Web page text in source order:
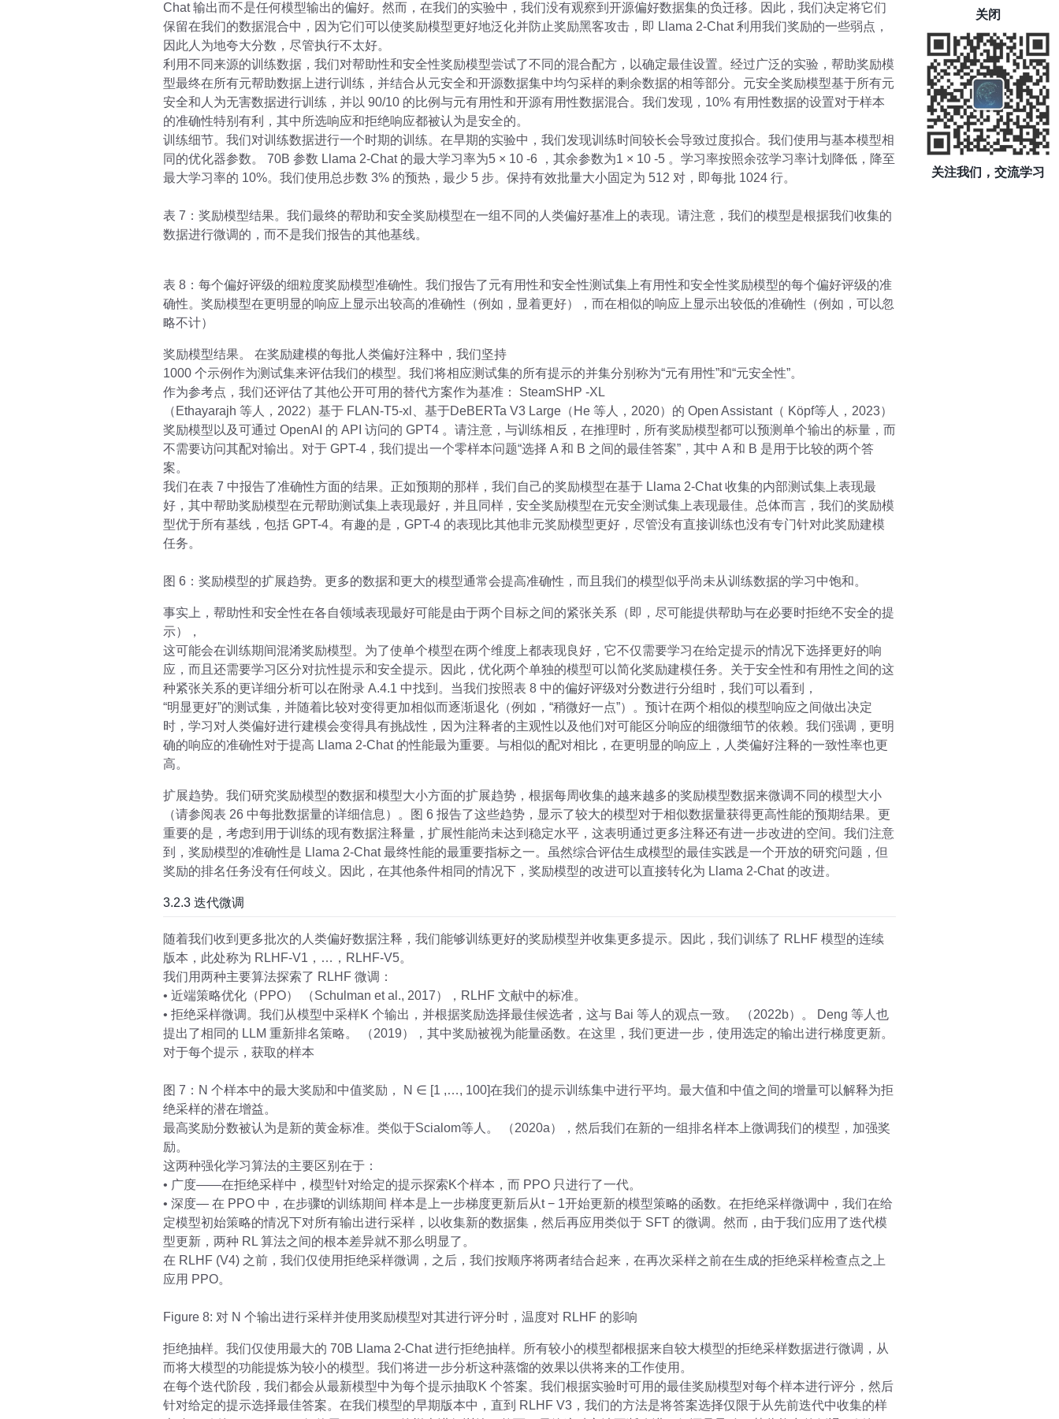
Chat 输出而不是任何模型输出的偏好。然而，在我们的实验中，我们没有观察到开源偏好数据集的负迁移。因此，我们决定将它们
保留在我们的数据混合中，因为它们可以使奖励模型更好地泛化并防止奖励黑客攻击，即 Llama 2-Chat 利用我们奖励的一些弱点，
因此人为地夸大分数，尽管执行不太好。
利用不同来源的训练数据，我们对帮助性和安全性奖励模型尝试了不同的混合配方，以确定最佳设置。经过广泛的实验，帮助奖励模
型最终在所有元帮助数据上进行训练，并结合从元安全和开源数据集中均匀采样的剩余数据的相等部分。元安全奖励模型基于所有元
安全和人为无害数据进行训练，并以 90/10 的比例与元有用性和开源有用性数据混合。我们发现，10% 有用性数据的设置对于样本
的准确性特别有利，其中所选响应和拒绝响应都被认为是安全的。
训练细节。我们对训练数据进行一个时期的训练。在早期的实验中，我们发现训练时间较长会导致过度拟合。我们使用与基本模型相
同的优化器参数。 70B 参数 Llama 2-Chat 的最大学习率为5 × 10 -6 ，其余参数为1 × 10 -5 。学习率按照余弦学习率计划降低，降至
最大学习率的 10%。我们使用总步数 3% 的预热，最少 5 步。保持有效批量大小固定为 512 对，即每批 1024 行。
表 7：奖励模型结果。我们最终的帮助和安全奖励模型在一组不同的人类偏好基准上的表现。请注意，我们的模型是根据我们收集的
数据进行微调的，而不是我们报告的其他基线。
表 8：每个偏好评级的细粒度奖励模型准确性。我们报告了元有用性和安全性测试集上有用性和安全性奖励模型的每个偏好评级的准
确性。奖励模型在更明显的响应上显示出较高的准确性（例如，显着更好），而在相似的响应上显示出较低的准确性（例如，可以忽
略不计）
奖励模型结果。 在奖励建模的每批人类偏好注释中，我们坚持
1000 个示例作为测试集来评估我们的模型。我们将相应测试集的所有提示的并集分别称为“元有用性”和“元安全性”。
作为参考点，我们还评估了其他公开可用的替代方案作为基准： SteamSHP -XL
（Ethayarajh 等人，2022）基于 FLAN-T5-xl、基于DeBERTa V3 Large（He 等人，2020）的 Open Assistant（ Köpf等人，2023）
奖励模型以及可通过 OpenAI 的 API 访问的 GPT4 。请注意，与训练相反，在推理时，所有奖励模型都可以预测单个输出的标量，而
不需要访问其配对输出。对于 GPT-4，我们提出一个零样本问题“选择 A 和 B 之间的最佳答案”，其中 A 和 B 是用于比较的两个答
案。
我们在表 7 中报告了准确性方面的结果。正如预期的那样，我们自己的奖励模型在基于 Llama 2-Chat 收集的内部测试集上表现最
好，其中帮助奖励模型在元帮助测试集上表现最好，并且同样，安全奖励模型在元安全测试集上表现最佳。总体而言，我们的奖励模
型优于所有基线，包括 GPT-4。有趣的是，GPT-4 的表现比其他非元奖励模型更好，尽管没有直接训练也没有专门针对此奖励建模
任务。
图 6：奖励模型的扩展趋势。更多的数据和更大的模型通常会提高准确性，而且我们的模型似乎尚未从训练数据的学习中饱和。
事实上，帮助性和安全性在各自领域表现最好可能是由于两个目标之间的紧张关系（即，尽可能提供帮助与在必要时拒绝不安全的提
示），
这可能会在训练期间混淆奖励模型。为了使单个模型在两个维度上都表现良好，它不仅需要学习在给定提示的情况下选择更好的响
应，而且还需要学习区分对抗性提示和安全提示。因此，优化两个单独的模型可以简化奖励建模任务。关于安全性和有用性之间的这
种紧张关系的更详细分析可以在附录 A.4.1 中找到。当我们按照表 8 中的偏好评级对分数进行分组时，我们可以看到，
“明显更好”的测试集，并随着比较对变得更加相似而逐渐退化（例如，“稍微好一点”）。预计在两个相似的模型响应之间做出决定
时，学习对人类偏好进行建模会变得具有挑战性，因为注释者的主观性以及他们对可能区分响应的细微细节的依赖。我们强调，更明
确的响应的准确性对于提高 Llama 2-Chat 的性能最为重要。与相似的配对相比，在更明显的响应上，人类偏好注释的一致性率也更
高。
扩展趋势。我们研究奖励模型的数据和模型大小方面的扩展趋势，根据每周收集的越来越多的奖励模型数据来微调不同的模型大小
（请参阅表 26 中每批数据量的详细信息）。图 6 报告了这些趋势，显示了较大的模型对于相似数据量获得更高性能的预期结果。更
重要的是，考虑到用于训练的现有数据注释量，扩展性能尚未达到稳定水平，这表明通过更多注释还有进一步改进的空间。我们注意
到，奖励模型的准确性是 Llama 2-Chat 最终性能的最重要指标之一。虽然综合评估生成模型的最佳实践是一个开放的研究问题，但
奖励的排名任务没有任何歧义。因此，在其他条件相同的情况下，奖励模型的改进可以直接转化为 Llama 2-Chat 的改进。
3.2.3 迭代微调
随着我们收到更多批次的人类偏好数据注释，我们能够训练更好的奖励模型并收集更多提示。因此，我们训练了 RLHF 模型的连续
版本，此处称为 RLHF-V1，…，RLHF-V5。
我们用两种主要算法探索了 RLHF 微调：
• 近端策略优化（PPO） （Schulman et al., 2017），RLHF 文献中的标准。
• 拒绝采样微调。我们从模型中采样K 个输出，并根据奖励选择最佳候选者，这与 Bai 等人的观点一致。 （2022b）。 Deng 等人也
提出了相同的 LLM 重新排名策略。 （2019），其中奖励被视为能量函数。在这里，我们更进一步，使用选定的输出进行梯度更新。
对于每个提示，获取的样本
图 7：N 个样本中的最大奖励和中值奖励， N ∈ [1 ,…, 100]在我们的提示训练集中进行平均。最大值和中值之间的增量可以解释为拒
绝采样的潜在增益。
最高奖励分数被认为是新的黄金标准。类似于Scialom等人。 （2020a），然后我们在新的一组排名样本上微调我们的模型，加强奖
励。
这两种强化学习算法的主要区别在于：
• 广度——在拒绝采样中，模型针对给定的提示探索K个样本，而 PPO 只进行了一代。
• 深度— 在 PPO 中，在步骤t的训练期间 样本是上一步梯度更新后从t − 1开始更新的模型策略的函数。在拒绝采样微调中，我们在给
定模型初始策略的情况下对所有输出进行采样，以收集新的数据集，然后再应用类似于 SFT 的微调。然而，由于我们应用了迭代模
型更新，两种 RL 算法之间的根本差异就不那么明显了。
在 RLHF (V4) 之前，我们仅使用拒绝采样微调，之后，我们按顺序将两者结合起来，在再次采样之前在生成的拒绝采样检查点之上
应用 PPO。
Figure 8: 对 N 个输出进行采样并使用奖励模型对其进行评分时，温度对 RLHF 的影响
拒绝抽样。我们仅使用最大的 70B Llama 2-Chat 进行拒绝抽样。所有较小的模型都根据来自较大模型的拒绝采样数据进行微调，从
而将大模型的功能提炼为较小的模型。我们将进一步分析这种蒸馏的效果以供将来的工作使用。
在每个迭代阶段，我们都会从最新模型中为每个提示抽取K 个答案。我们根据实验时可用的最佳奖励模型对每个样本进行评分，然后
针对给定的提示选择最佳答案。在我们模型的早期版本中，直到 RLHF V3，我们的方法是将答案选择仅限于从先前迭代中收集的样
关闭
关注我们，交流学习